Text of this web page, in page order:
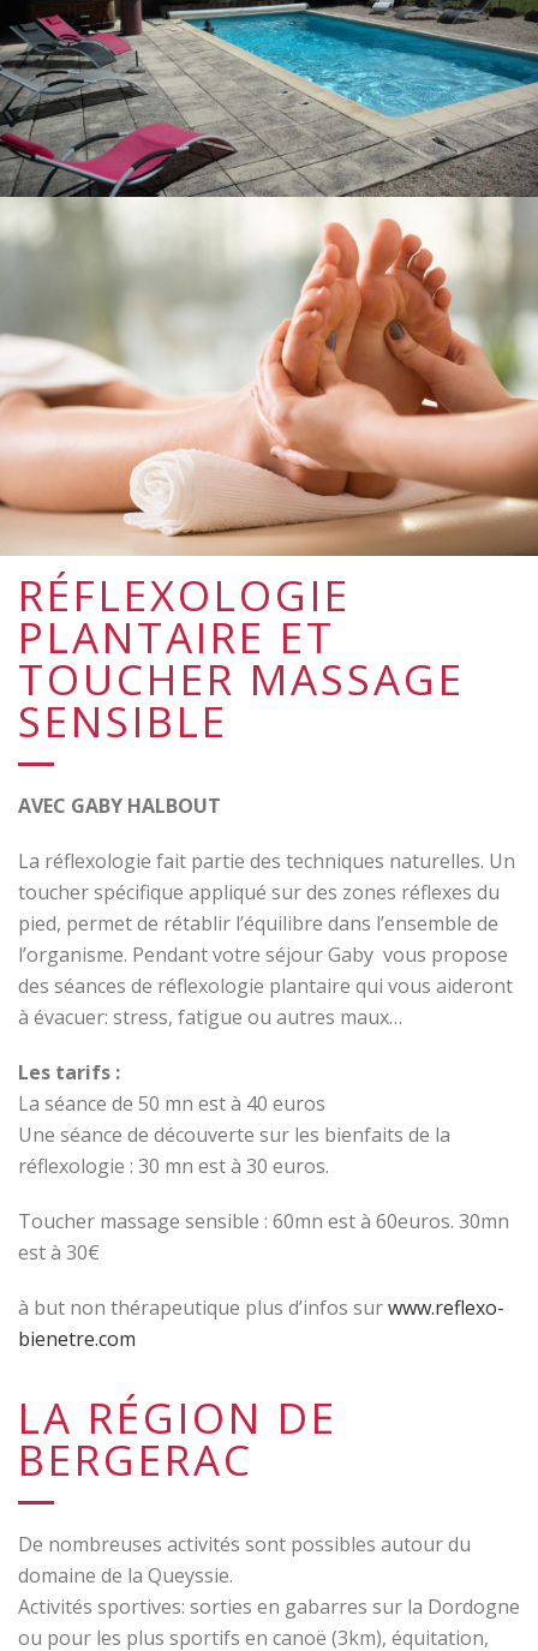
RÉFLEXOLOGIE
PLANTAIRE ET
TOUCHER MASSAGE
SENSIBLE
AVEC GABY HALBOUT
La réflexologie fait partie des techniques naturelles. Un
toucher spécifique appliqué sur des zones réflexes du
pied, permet de rétablir l’équilibre dans l’ensemble de
l’organisme. Pendant votre séjour Gaby vous propose
des séances de réflexologie plantaire qui vous aideront
à évacuer: stress, fatigue ou autres maux…
Les tarifs :
La séance de 50 mn est à 40 euros
Une séance de découverte sur les bienfaits de la
réflexologie : 30 mn est à 30 euros.
Toucher massage sensible : 60mn est à 60euros. 30mn
est à 30€
à but non thérapeutique plus d’infos surwww.reflexo-
bienetre.com
LA RÉGION DE
BERGERAC
De nombreuses activités sont possibles autour du
domaine de la Queyssie.
Activités sportives: sorties en gabarres sur la Dordogne
ou pour les plus sportifs en canoë (3km), équitation,